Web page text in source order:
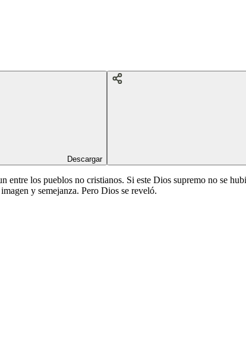
Descargar
los pueblos no cristianos. Si este Dios supremo no se
y semejanza. Pero Dios se reveló.